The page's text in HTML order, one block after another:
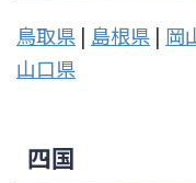
鳥取県 | 島根県 | 岡
山口県
四国